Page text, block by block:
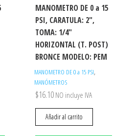
MANOMETRO DE 0 a 15
PSI, CARATULA: 2″,
TOMA: 1/4″
HORIZONTAL (T. POST)
BRONCE MODELO: PEM
MANOMETRO DE 0 a 15 PSI,
MANÓMETROS
$16.10 NO incluye IVA
Añadir al carrito